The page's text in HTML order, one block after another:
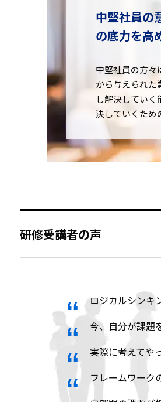
中堅社員の
の底力を高
中堅社員の方々
から与えられた
し解決してい
決していくため
研修受講者の声
ロジカルシンキ
今、自分が課題
実際に考えてや
フレームワーク